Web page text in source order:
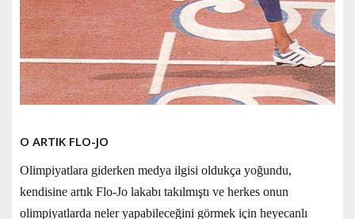
O ARTIK FLO-JO
Olimpiyatlara giderken medya ilgisi oldukça yoğundu,
kendisine artık Flo-Jo lakabı takılmıştı ve herkes onun
olimpiyatlarda neler yapabileceğini görmek için heyecanlı